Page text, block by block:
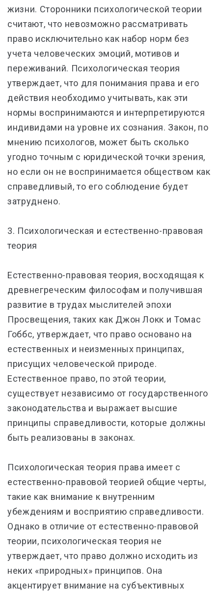
жизни. Сторонники психологической теории
считают, что невозможно рассматривать
право исключительно как набор норм без
учета человеческих эмоций, мотивов и
переживаний. Психологическая теория
утверждает, что для понимания права и его
действия необходимо учитывать, как эти
нормы воспринимаются и интерпретируются
индивидами на уровне их сознания. Закон, по
мнению психологов, может быть сколько
угодно точным с юридической точки зрения,
но если он не воспринимается обществом как
справедливый, то его соблюдение будет
затруднено.
3. Психологическая и естественно-правовая
теория
Естественно-правовая теория, восходящая к
древнегреческим философам и получившая
развитие в трудах мыслителей эпохи
Просвещения, таких как Джон Локк и Томас
Гоббс, утверждает, что право основано на
естественных и неизменных принципах,
присущих человеческой природе.
Естественное право, по этой теории,
существует независимо от государственного
законодательства и выражает высшие
принципы справедливости, которые должны
быть реализованы в законах.
Психологическая теория права имеет с
естественно-правовой теорией общие черты,
такие как внимание к внутренним
убеждениям и восприятию справедливости.
Однако в отличие от естественно-правовой
теории, психологическая теория не
утверждает, что право должно исходить из
неких «природных» принципов. Она
акцентирует внимание на субъективных